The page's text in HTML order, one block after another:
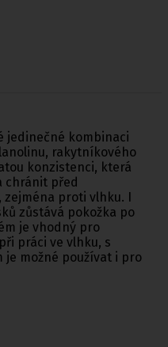
jedinečné kombinaci
rakytníkového
konzistenci, která
chránit před
proti vlhku. I
zůstává pokožka po
je vhodný pro
práci ve vlhku, s
je možné používat i pro